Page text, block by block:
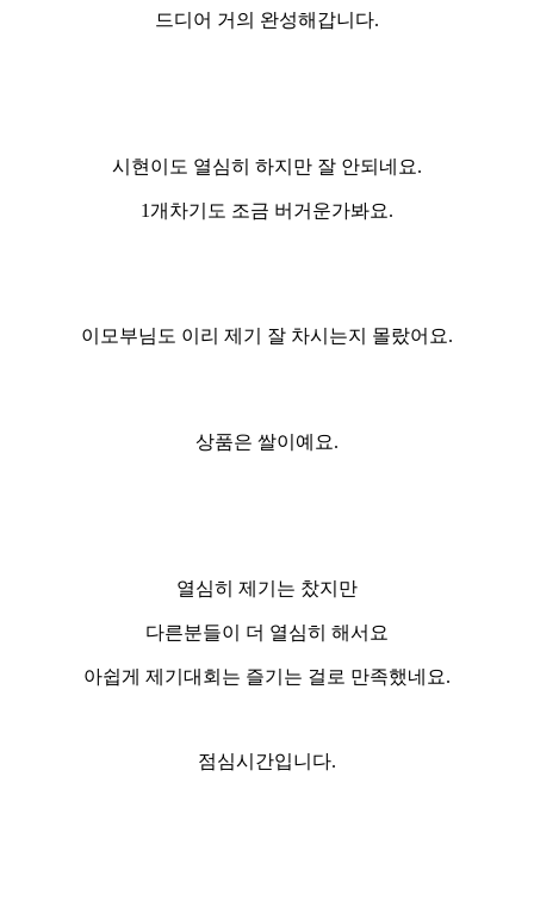
드디어 거의 완성해갑니다.
시현이도 열심히 하지만 잘 안되네요.
1개차기도 조금 버거운가봐요.
이모부님도 이리 제기 잘 차시는지 몰랐어요.
상품은 쌀이예요.
열심히 제기는 찼지만
다른분들이 더 열심히 해서요
아쉽게 제기대회는 즐기는 걸로 만족했네요.
점심시간입니다.